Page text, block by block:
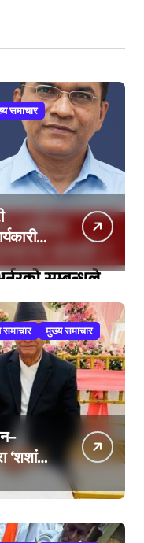
समाचार
समाचार
मुख्य समाचार
‘शशांक